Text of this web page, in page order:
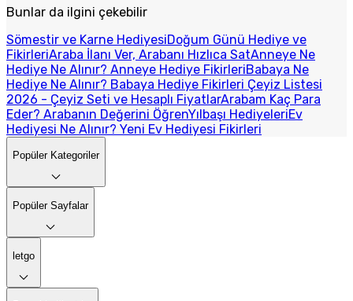
Bunlar da ilgini çekebilir
Sömestir ve Karne HediyesiDoğum Günü Hediye ve
FikirleriAraba İlanı Ver, Arabanı Hızlıca SatAnneye Ne
Hediye Ne Alınır? Anneye Hediye FikirleriBabaya Ne
Hediye Ne Alınır? Babaya Hediye Fikirleri Çeyiz Listesi
2026 - Çeyiz Seti ve Hesaplı FiyatlarArabam Kaç Para
Eder? Arabanın Değerini ÖğrenYılbaşı HediyeleriEv
Hediyesi Ne Alınır? Yeni Ev Hediyesi Fikirleri
Popüler Kategoriler
Popüler Sayfalar
letgo